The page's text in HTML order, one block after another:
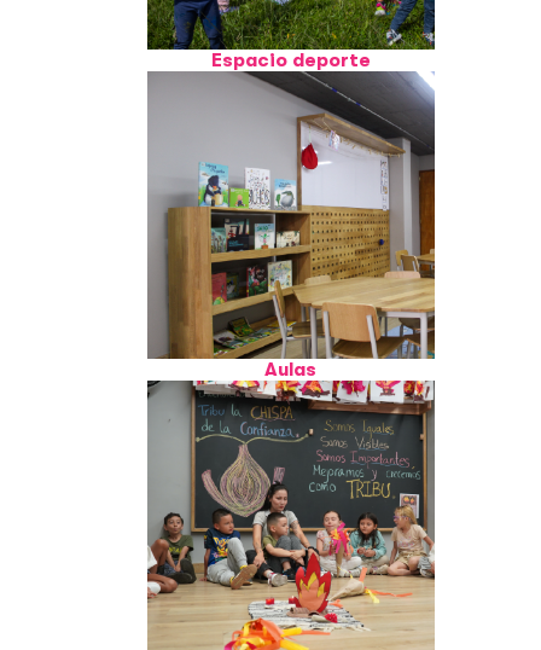
Espacio deporte
Aulas